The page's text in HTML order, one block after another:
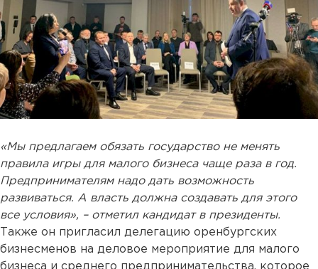
«Мы предлагаем обязать государство не менять
правила игры для малого бизнеса чаще раза в год.
Предпринимателям надо дать возможность
развиваться. А власть должна создавать для этого
все условия», – отметил кандидат в президенты.
Также он пригласил делегацию оренбургских
бизнесменов на деловое мероприятие для малого
бизнеса и среднего предпринимательства, которое